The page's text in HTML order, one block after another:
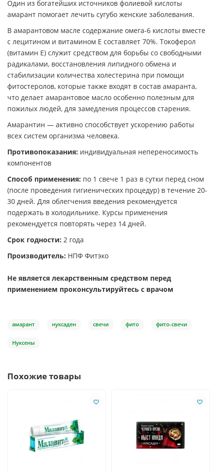
Один из богатейших источников фолиевой кислоты
амарант помогает лечить сугубо женские заболевания.
В амарантовом масле содержание омега-6 кислоты вместе
с лецитином и витамином Е составляет 70%. Токоферол
(витамин Е) служит средством для борьбы со свободными
радикалами, восстановления липидного обмена и
стабилизации количества холестерина при помощи
фитостеролов, которые также входят в состав амаранта,
что делает амарантовое масло особенно полезным для
пожилых людей, для замедления процессов старения.
Амарантин — активно способствует ускорению работы
всех систем организма человека.
Противопоказания: индивидуальная непереносимость
компонентов
Способ применения: по 1 свече 1 раз в сутки перед сном
(после проведения гигиенических процедур) в течение 20-
30 дней. Для облегчения введения рекомендуется
подержать в холодильнике. Курсы применения
рекомендуется повторять через 14 дней.
Срок годности: 2 года
Производитель: НПФ Фитэко
Не является лекарственным средством перед
применением проконсультируйтесь с врачом
амарант нуксаден свечи фито фито-свечи
Нуксены
Похожие товары